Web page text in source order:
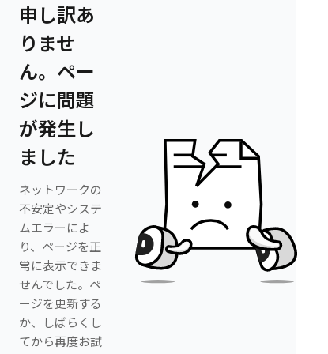
申し訳あ
りませ
ん。ペー
ジに問題
が発生し
ました
ネットワークの
不安定やシステ
ムエラーによ
り、ページを正
常に表示できま
せんでした。ペ
ージを更新する
か、しばらくし
てから再度お試